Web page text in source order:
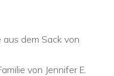
dem Sack von
von Jennifer E.